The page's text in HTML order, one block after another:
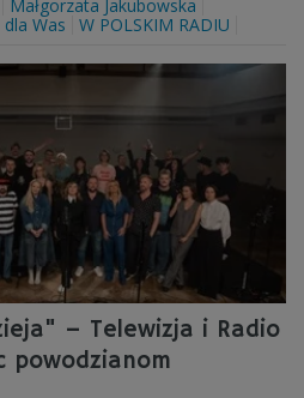
Małgorzata Jakubowska
dla Was W POLSKIM RADIU
– Telewizja i Radio
powodzianom